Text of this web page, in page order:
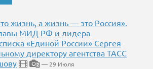
жизнь, а жизнь — это Россия».
МИД РФ и лидера
«Единой России» Сергея
директору агентства ТАСС
2 — 29 Июля